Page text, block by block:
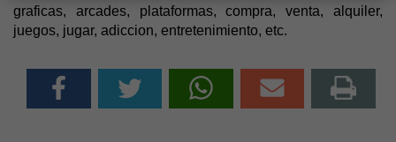
graficas, arcades, plataformas, compra, venta, alquiler,
juegos, jugar, adiccion, entretenimiento, etc.